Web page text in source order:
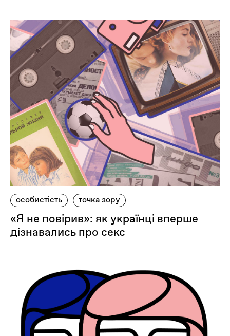
особистість точка зору
«Я не повірив»: як українці вперше
дізнавались про секс